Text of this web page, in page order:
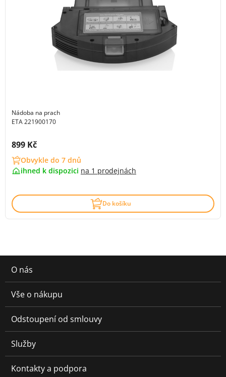
Nádoba na prach
ETA 221900170
Cena s DPH:
899 Kč
Obvykle do 7 dnů
ihned k dispozici na 1 prodejnách
Do košíku
O nás
Vše o nákupu
Odstoupení od smlouvy
Služby
Kontakty a podpora